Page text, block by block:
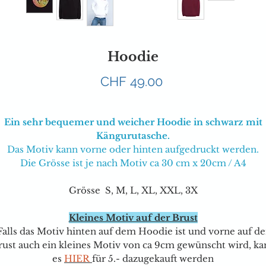
Hoodie
CHF 49.00Preis
Ein sehr bequemer und weicher Hoodie in schwarz mit
Kängurutasche.
Das Motiv kann vorne oder hinten aufgedruckt werden.
Die Grösse ist je nach Motiv ca 30 cm x 20cm / A4
Grösse S, M, L, XL, XXL, 3X
Kleines Motiv auf der Brust
das Motiv hinten auf dem Hoodie ist und vorne auf
auch ein kleines Motiv von ca 9cm gewünscht wird,
es HIERfür 5.- dazugekauft werden